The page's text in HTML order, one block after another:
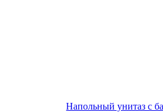
Напольный унитаз с